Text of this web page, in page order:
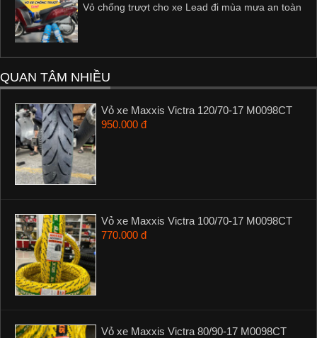
Vỏ chống trượt cho xe Lead đi mùa mưa an toàn
QUAN TÂM NHIỀU
Vỏ xe Maxxis Victra 120/70-17 M0098CT
950.000 đ
Vỏ xe Maxxis Victra 100/70-17 M0098CT
770.000 đ
Vỏ xe Maxxis Victra 80/90-17 M0098CT